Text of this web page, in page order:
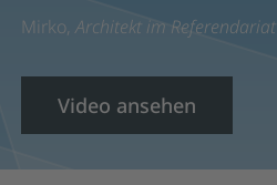
Mirko,Architekt im Referendariat
Video ansehen